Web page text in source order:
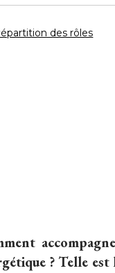
des rôles
? Telle